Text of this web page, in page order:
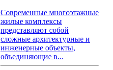
Современные многоэтажные
жилые комплексы
представляют собой
сложные архитектурные и
инженерные объекты,
объединяющие в...